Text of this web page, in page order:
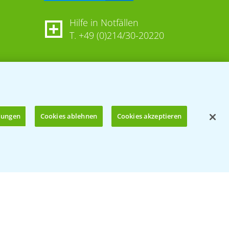
Hilfe in Notfällen
T. +49 (0)214/30-20220
Cookies ablehnen Cookies akzeptieren